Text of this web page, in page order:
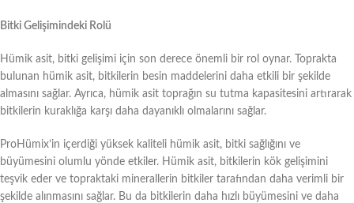
Bitki Gelişimindeki Rolü
Hümik asit, bitki gelişimi için son derece önemli bir rol oynar. Toprakta
bulunan hümik asit, bitkilerin besin maddelerini daha etkili bir şekilde
almasını sağlar. Ayrıca, hümik asit toprağın su tutma kapasitesini artırarak
bitkilerin kuraklığa karşı daha dayanıklı olmalarını sağlar.
ProHümix’in içerdiği yüksek kaliteli hümik asit, bitki sağlığını ve
büyümesini olumlu yönde etkiler. Hümik asit, bitkilerin kök gelişimini
teşvik eder ve topraktaki minerallerin bitkiler tarafından daha verimli bir
şekilde alınmasını sağlar. Bu da bitkilerin daha hızlı büyümesini ve daha